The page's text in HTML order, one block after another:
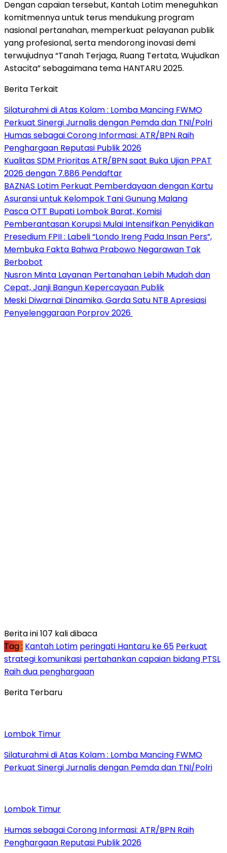
Dengan capaian tersebut, Kantah Lotim meneguhkan
komitmennya untuk terus mendukung program
nasional pertanahan, memperkuat pelayanan publik
yang profesional, serta mendorong inovasi demi
terwujudnya “Tanah Terjaga, Ruang Tertata, Wujudkan
Astacita” sebagaimana tema HANTARU 2025.
Berita Terkait
Silaturahmi di Atas Kolam : Lomba Mancing FWMO
Perkuat Sinergi Jurnalis dengan Pemda dan TNI/Polri
Humas sebagai Corong Informasi: ATR/BPN Raih
Penghargaan Reputasi Publik 2026
Kualitas SDM Prioritas ATR/BPN saat Buka Ujian PPAT
2026 dengan 7.886 Pendaftar
BAZNAS Lotim Perkuat Pemberdayaan dengan Kartu
Asuransi untuk Kelompok Tani Gunung Malang
Pasca OTT Bupati Lombok Barat, Komisi
Pemberantasan Korupsi Mulai Intensifkan Penyidikan
Presedium FPII : Labeli “Londo Ireng Pada Insan Pers”,
Membuka Fakta Bahwa Prabowo Negarawan Tak
Berbobot
Nusron Minta Layanan Pertanahan Lebih Mudah dan
Cepat, Janji Bangun Kepercayaan Publik
Meski Diwarnai Dinamika, Garda Satu NTB Apresiasi
Penyelenggaraan Porprov 2026 ‎
Berita ini 107 kali dibaca
Tag : Kantah Lotim peringati Hantaru ke 65 Perkuat
strategi komunikasi pertahankan capaian bidang PTSL
Raih dua penghargaan
Berita Terbaru
Lombok Timur
Silaturahmi di Atas Kolam : Lomba Mancing FWMO
Perkuat Sinergi Jurnalis dengan Pemda dan TNI/Polri
Lombok Timur
Humas sebagai Corong Informasi: ATR/BPN Raih
Penghargaan Reputasi Publik 2026